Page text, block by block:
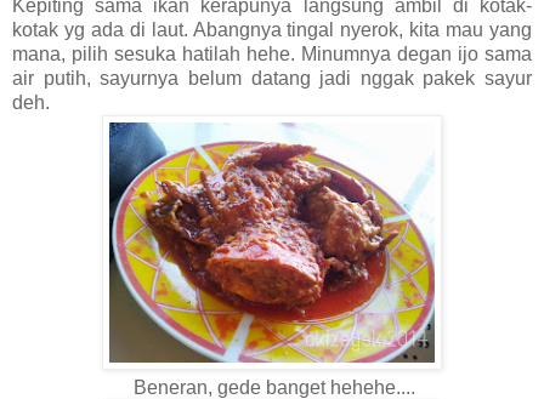
Kepiting sama ikan kerapunya langsung ambil di kotak-
kotak yg ada di laut. Abangnya tingal nyerok, kita mau yang
mana, pilih sesuka hatilah hehe. Minumnya degan ijo sama
air putih, sayurnya belum datang jadi nggak pakek sayur
deh.
Beneran, gede banget hehehe....